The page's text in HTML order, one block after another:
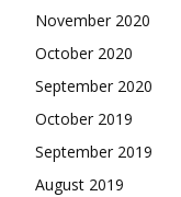
November 2020
October 2020
September 2020
October 2019
September 2019
August 2019